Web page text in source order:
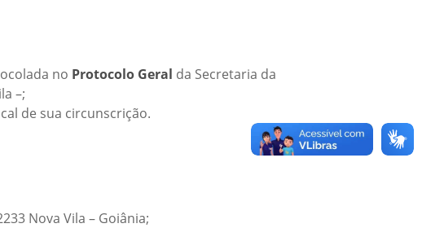
no Protocolo Geral da Secretaria da
–;
de sua circunscrição.
Nova Vila – Goiânia;